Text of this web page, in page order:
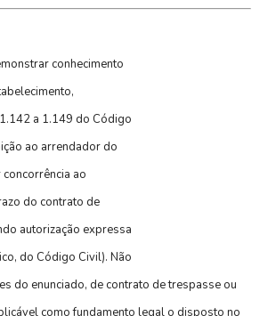
conhecimento
a 1.149 do Código
ao arrendador do
ao
do contrato de
autorização expressa
do Código Civil). Não
do enunciado, de contrato de trespasse ou